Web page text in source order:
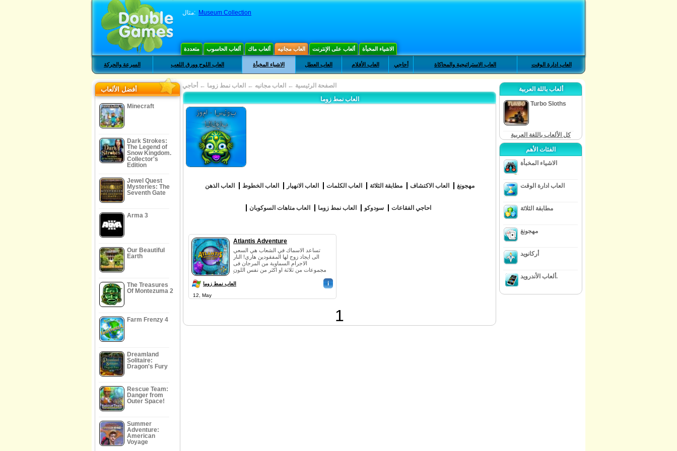
مثال: Museum Collection
متعددة ألعاب الحاسوب ألعاب ماك العاب مجانيه ألعاب على الإنترنت الاشياء المخبأة
السرعة والحركة العاب اللوح وورق اللعب الاشياء المخبأة العاب العطل العاب الأفلام أحاجي العاب الاستراتيجية والمحاكاة العاب ادارة الوقت
أفضل الألعاب
Minecraft
Dark Strokes:
The Legend of
Snow Kingdom.
Collector's
Edition
Jewel Quest
Mysteries: The
Seventh Gate
Arma 3
Our Beautiful
Earth
The Treasures
Of Montezuma 2
Farm Frenzy 4
Dreamland
Solitaire:
Dragon's Fury
Rescue Team:
Danger from
Outer Space!
Summer
Adventure:
American
Voyage
الصفحة الرئيسية ← العاب مجانيه ← العاب نمط زوما ← أحاجي
العاب نمط زوما
العاب الذهن العاب الخطوط العاب الانهيار العاب الكلمات مطابقة الثلاثة العاب الاكتشاف مهجونغ
العاب متاهات السوكوبان العاب نمط زوما سودوكو احاجي الفقاعات
Atlantis Adventure
تساعد الاسماك في الشعاب هي السعي
الى ايجاد زوج لها المفقودين هاري! النار
الاجرام السماوية من المرجان فى
مجموعات من ثلاثة او اكثر من نفس اللون
العاب نمط زوما i
12, May
1
ألعاب باللة العربية
Turbo Sloths
كل الألعاب باللغة العربية
الفئات الأهم
الاشياء المخبأة
العاب ادارة الوقت
مطابقة الثلاثة
مهجونغ
أركانويد
ألعاب الأندرويد.